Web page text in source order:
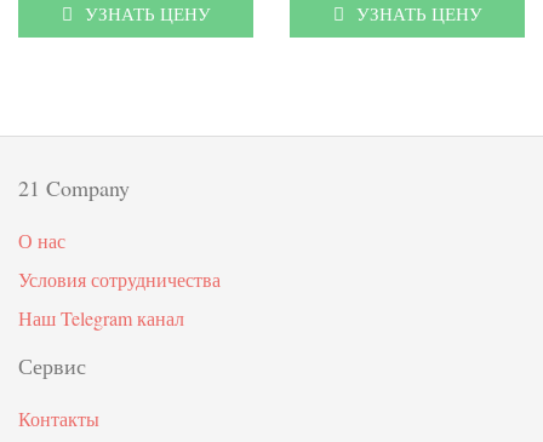
УЗНАТЬ ЦЕНУ УЗНАТЬ ЦЕНУ
21 Company
О нас
Условия сотрудничества
Наш Telegram канал
Сервис
Контакты